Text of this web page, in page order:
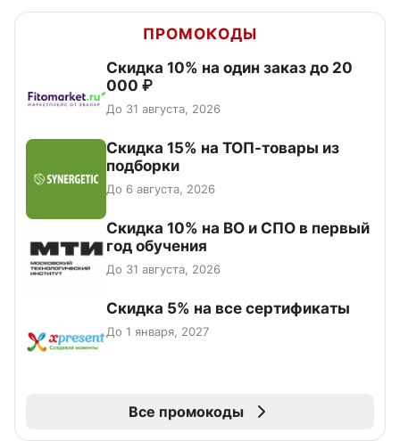
ПРОМОКОДЫ
Скидка 10% на один заказ до 20
000 ₽
До 31 августа, 2026
Скидка 15% на ТОП-товары из
подборки
До 6 августа, 2026
Скидка 10% на ВО и СПО в первый
год обучения
До 31 августа, 2026
Скидка 5% на все сертификаты
До 1 января, 2027
Все промокоды